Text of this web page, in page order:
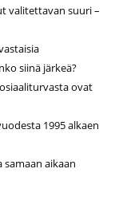
valitettavan suuri –
siinä järkeä?
ovat
1995 alkaen
samaan aikaan